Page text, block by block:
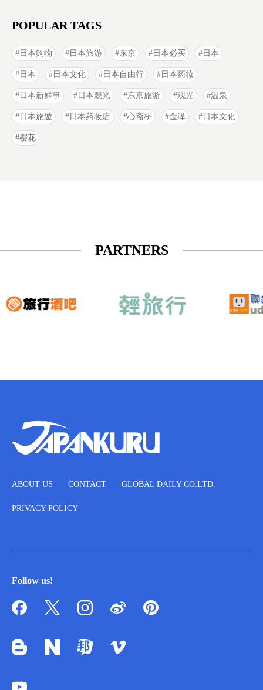
POPULAR TAGS
日本购物 日本旅游 东京 日本必买 日本
日本 日本文化 日本自由行 日本药妆
日本新鲜事 日本观光 东京旅游 观光 温泉
日本旅遊 日本药妆店 心斋桥 金泽 日本文化
樱花
PARTNERS
ABOUT US CONTACT GLOBAL DAILY CO.LTD.
PRIVACY POLICY
Follow us!